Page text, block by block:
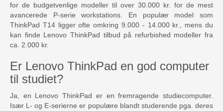
for de budgetvenlige modeller til over 30.000 kr. for de mest
avancerede P-serie workstations. En populær model som
ThinkPad T14 ligger ofte omkring 9.000 - 14.000 kr., mens du
kan finde Lenovo ThinkPad tilbud på refurbished modeller fra
ca. 2.000 kr.
Er Lenovo ThinkPad en god computer
til studiet?
Ja, en Lenovo ThinkPad er en fremragende studiecomputer.
Især L- og E-serierne er populære blandt studerende pga. deres